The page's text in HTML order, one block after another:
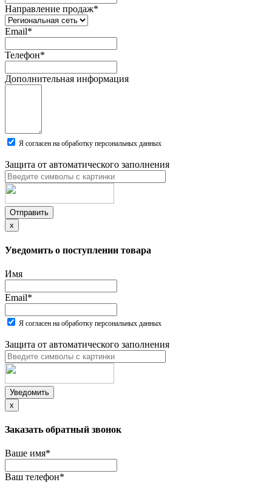
Направление продаж*
Email*
Телефон*
Дополнительная информация
Я согласен на обработку персональных данных
Защита от автоматического заполнения
Отправить
x
Уведомить о поступлении товара
Имя
Email*
Я согласен на обработку персональных данных
Защита от автоматического заполнения
Уведомить
x
Заказать обратный звонок
Ваше имя*
Ваш телефон*